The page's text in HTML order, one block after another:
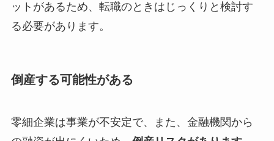
ットがあるため、転職のときはじっくりと検討す
る必要があります。
倒産する可能性がある
零細企業は事業が不安定で、また、金融機関から